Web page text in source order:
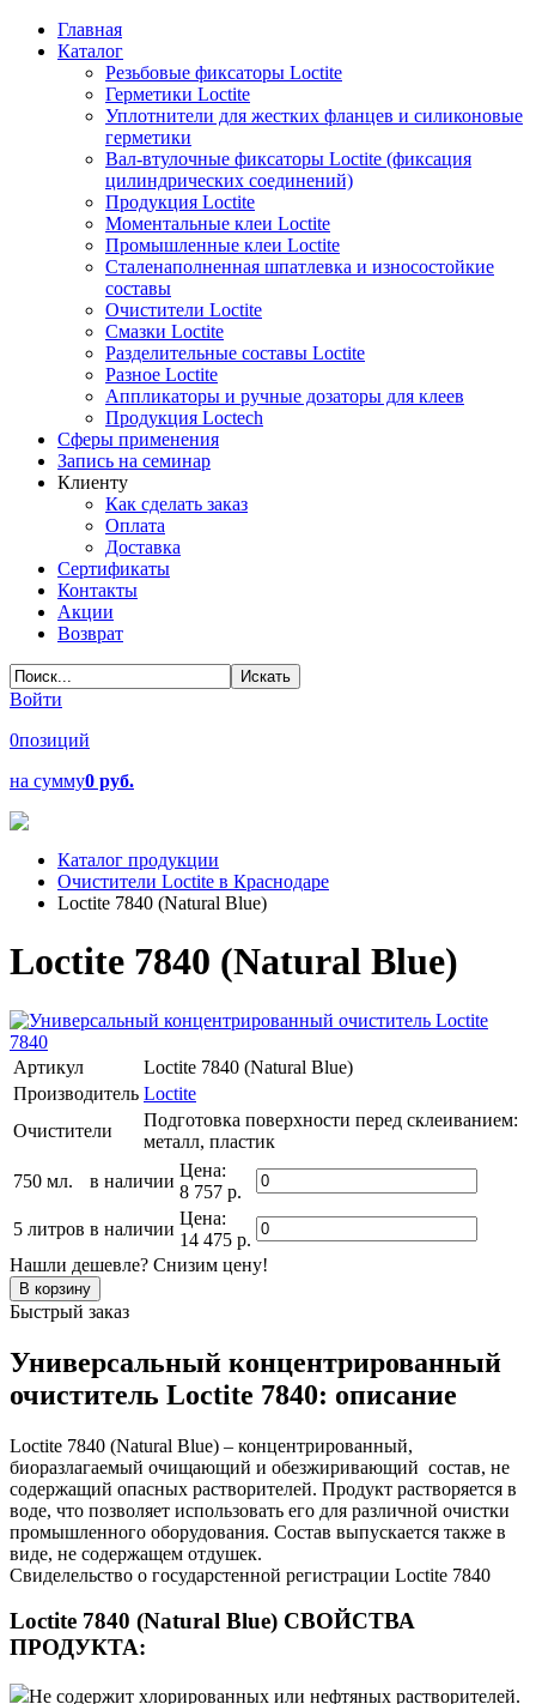
Главная
Каталог
Резьбовые фиксаторы Loctite
Герметики Loctite
Уплотнители для жестких фланцев и силиконовые
герметики
Вал-втулочные фиксаторы Loctite (фиксация
цилиндрических соединений)
Продукция Loctite
Моментальные клеи Loctite
Промышленные клеи Loctite
Сталенаполненная шпатлевка и износостойкие
составы
Очистители Loctite
Смазки Loctite
Разделительные составы Loctite
Разное Loctite
Аппликаторы и ручные дозаторы для клеев
Продукция Loctech
Сферы применения
Запись на семинар
Клиенту
Как сделать заказ
Оплата
Доставка
Сертификаты
Контакты
Акции
Возврат
Войти
0позиций
на сумму0 руб.
Каталог продукции
Очистители Loctite в Краснодаре
Loctite 7840 (Natural Blue)
Loctite 7840 (Natural Blue)
Артикул
Loctite 7840 (Natural Blue)
Производитель Loctite
Очистители
Подготовка поверхности перед склеиванием:
металл, пластик
750 мл.
в наличии
Цена:
8 757 р.
5 литров в наличии
Цена:
14 475 р.
Нашли дешевле? Снизим цену!
Быстрый заказ
Универсальный концентрированный
очиститель Loctite 7840: описание
Loctite 7840 (Natural Blue) – концентрированный,
биоразлагаемый очищающий и обезжиривающий состав, не
содержащий опасных растворителей. Продукт растворяется в
воде, что позволяет использовать его для различной очистки
промышленного оборудования. Состав выпускается также в
виде, не содержащем отдушек.
Свиделельство о государстенной регистрации Loctite 7840
Loctite 7840 (Natural Blue) СВОЙСТВА
ПРОДУКТА:
Не содержит хлорированных или нефтяных растворителей.